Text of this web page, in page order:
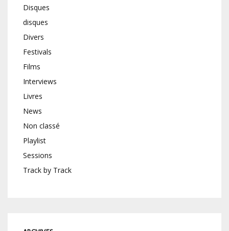
Disques
disques
Divers
Festivals
Films
Interviews
Livres
News
Non classé
Playlist
Sessions
Track by Track